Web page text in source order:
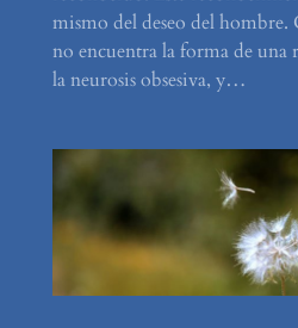
mismo del deseo del
no encuentra la forma de una
la neurosis obsesiva, y…